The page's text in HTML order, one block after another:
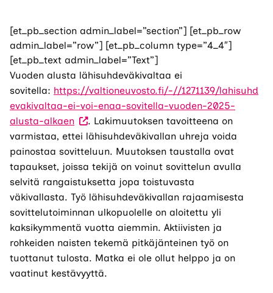
[et_pb_section admin_label=”section”] [et_pb_row
admin_label=”row”] [et_pb_column type=”4_4″]
[et_pb_text admin_label=”Text”]
Vuoden alusta lähisuhdeväkivaltaa ei
sovitella: https://valtioneuvosto.fi/-//1271139/lahisuhd
evakivaltaa-ei-voi-enaa-sovitella-vuoden-2025-
alusta-alkaen(Vieraile
ulkoisella
sivustolla.
Linkki
avautuu
uuteen
välilehteen.)
. Lakimuutoksen tavoitteena on
varmistaa, ettei lähisuhdeväkivallan uhreja voida
painostaa sovitteluun. Muutoksen taustalla ovat
tapaukset, joissa tekijä on voinut sovittelun avulla
selvitä rangaistuksetta jopa toistuvasta
väkivallasta. Työ lähisuhdeväkivallan rajaamisesta
sovittelutoiminnan ulkopuolelle on aloitettu yli
kaksikymmentä vuotta aiemmin. Aktiivisten ja
rohkeiden naisten tekemä pitkäjänteinen työ on
tuottanut tulosta. Matka ei ole ollut helppo ja on
vaatinut kestävyyttä.